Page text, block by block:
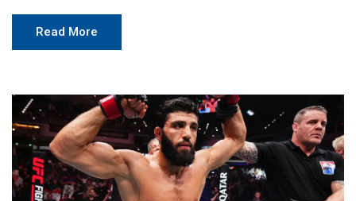
Read More